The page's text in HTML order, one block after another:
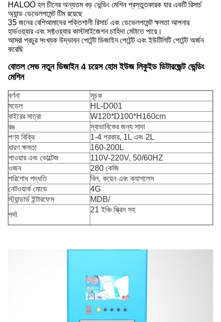
HALOO হল চীনের অন্যতম বড় ভেন্ডিং মেশিন প্রস্তুতকারক যার একটি রিসার্চ
অ্যান্ড ডেভেলপমেন্ট টিম রয়েছে
35 জনের বেশিআমাদের শক্তিশালী রিসার্চ এবং ডেভেলপমেন্ট ক্ষমতা আপনার
হার্ডওয়্যার এবং সফ্টওয়্যার কাস্টমাইজেশন চাহিদা মেটাতে পারে।
আমরা প্রচুর সংখ্যক উদ্ভাবন পেটেন্ট ডিজাইন পেটেন্ট এবং ইউটিলিটি পেটেন্ট অর্জন
করেছি
বোতল সেভ নতুন ডিজাইন 4 চয়েস হোম ইউজ লিকুইড ডিটারজেন্ট ভেন্ডিং
মেশিন
বর্ণনা
সূচক
মডেল
HL-D001
বাইরের মাত্রা
W120*D100*H160cm
রঙ
স্বাভাবিকের জন্য সাদা
পণ্য বিক্রি
1-4 প্রকার, 1L এবং 2L
ধারণ ক্ষমতা
160-200L
পাওয়ার এবং ভোল্টেজ
110V-220V, 50/60HZ
ওজন
280 কেজি
পরিশোধ পদ্ধতি
বিল, কয়েন এবং ক্যাশলেস
নেটওয়ার্ক মোডে
4G
স্ট্যান্ডার্ড ইন্টারফেস
MDB/
পর্দা
21 ইঞ্চি স্ক্রিন সহ